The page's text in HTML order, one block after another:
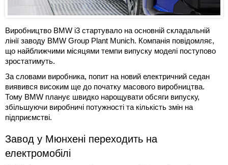
Виробництво BMW i3 стартувало на основній складальній
лінії заводу BMW Group Plant Munich. Компанія повідомляє,
що найближчими місяцями темпи випуску моделі поступово
зростатимуть.
За словами виробника, попит на новий електричний седан
виявився високим ще до початку масового виробництва.
Тому BMW планує швидко нарощувати обсяги випуску,
збільшуючи виробничі потужності та кількість змін на
підприємстві.
Завод у Мюнхені переходить на
електромобілі